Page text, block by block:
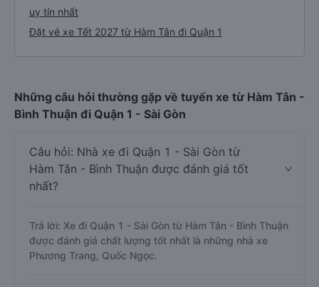
uy tín nhất
Đặt vé xe Tết 2027 từ Hàm Tân đi Quận 1
Những câu hỏi thường gặp về tuyến xe từ Hàm Tân -
Bình Thuận đi Quận 1 - Sài Gòn
Câu hỏi: Nhà xe đi Quận 1 - Sài Gòn từ
Hàm Tân - Bình Thuận được đánh giá tốt
nhất?
Trả lời: Xe đi Quận 1 - Sài Gòn từ Hàm Tân - Bình Thuận
được đánh giá chất lượng tốt nhất là những nhà xe
Phương Trang, Quốc Ngọc.